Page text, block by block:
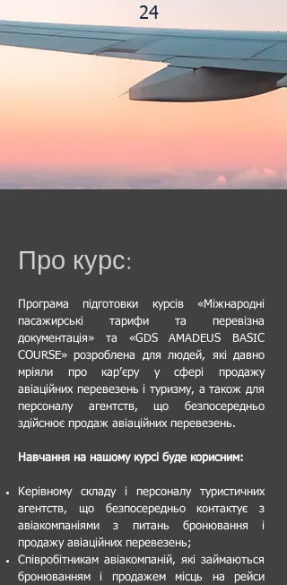
24
Про курс:
Програма підготовки курсів «Міжнародні
пасажирські тарифи та перевізна
документація» та «GDS AMADEUS BASIC
COURSE» розроблена для людей, які давно
мріяли про кар’єру у сфері продажу
авіаційних перевезень і туризму, а також для
персоналу агентств, що безпосередньо
здійснює продаж авіаційних перевезень.
Навчання на нашому курсі буде корисним:
Керівному складу і персоналу туристичних
агентств, що безпосередньо контактує з
авіакомпаніями з питань бронювання і
продажу авіаційних перевезень;
Співробітникам авіакомпаній, які займаються
бронюванням і продажем місць на рейси